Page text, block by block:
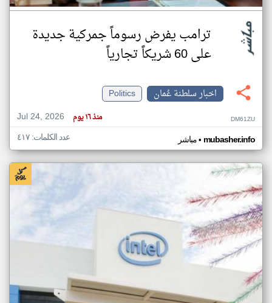
ترامب يفرض رسوماً جمركية جديدة
على 60 شريكاً تجارياً
اخبار سلطنة عُمان
Politics
Jul 24, 2026
منذ ١٦ يوم DM61ZU
مباشر• mubasher.info عدد الكلمات: ٤١٧